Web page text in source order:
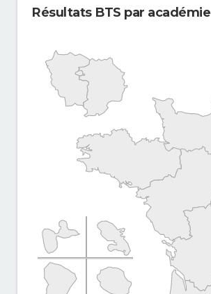
Résultats BTS par académie